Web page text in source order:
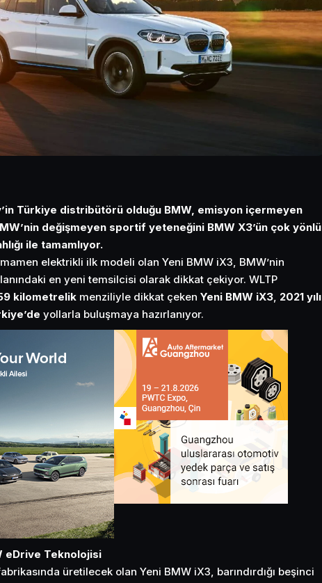
Türkiye distribütörü olduğu BMW, emisyon içermeyen
değişmeyen sportif yeteneğini BMW X3’ün çok yönlü
ile tamamlıyor.
elektrikli ilk modeli olan Yeni BMW iX3, BMW’nin
en yeni temsilcisi olarak dikkat çekiyor. WLTP
kilometrelik menziliyle dikkat çeken Yeni BMW iX3 2021 yılı
yollarla buluşmaya hazırlanıyor.
eDrive Teknolojisi
üretilecek olan Yeni BMW iX3, barındırdığı beşinci